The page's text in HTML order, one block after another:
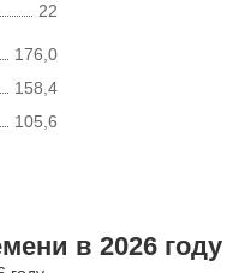
22
176,0
158,4
105,6
в 2026 году